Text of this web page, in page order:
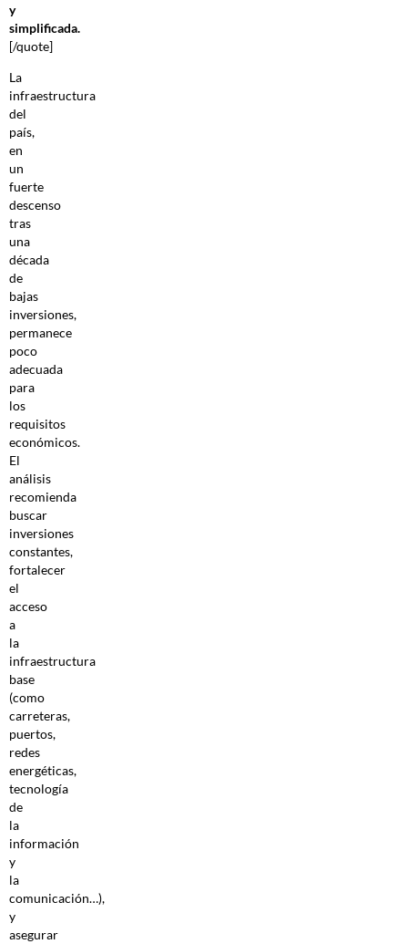
y
simplificada.
[/quote]
La
infraestructura
del
país,
en
un
fuerte
descenso
tras
una
década
de
bajas
inversiones,
permanece
poco
adecuada
para
los
requisitos
económicos.
El
análisis
recomienda
buscar
inversiones
constantes,
fortalecer
el
acceso
a
la
infraestructura
base
(como
carreteras,
puertos,
redes
energéticas,
tecnología
de
la
información
y
la
comunicación…),
y
asegurar